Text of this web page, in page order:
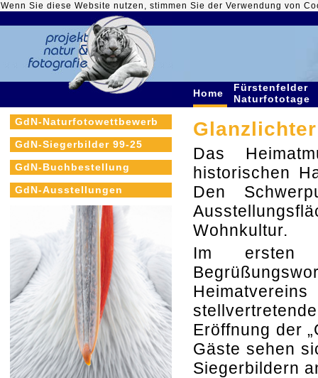
Wenn Sie diese Website nutzen, stimmen Sie der Verwendung von
Home
Fürstenfelder
Naturfototage
GdN-Naturfotowettbewerb
GdN-Siegerbilder 99-25
GdN-Buchbestellung
GdN-Ausstellungen
Das
historischen
Den
Wohnkultur.
Im ersten
Eröffnung der
Gäste sehen
Siegerbildern